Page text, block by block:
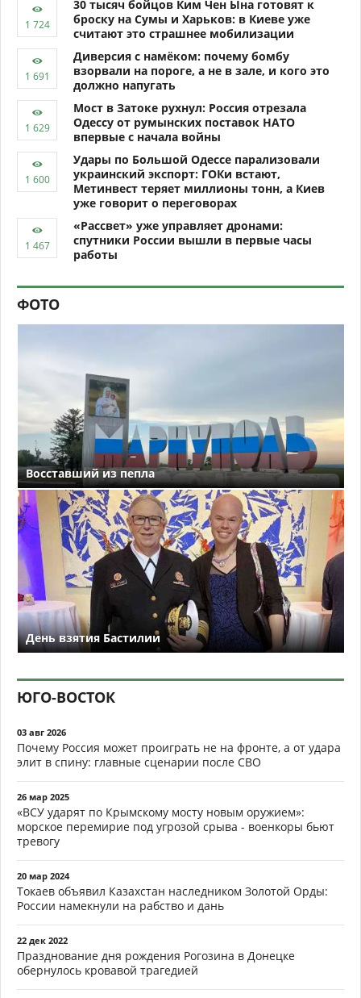
30 тысяч бойцов Ким Чен Ына готовят к
броску на Сумы и Харьков: в Киеве уже
считают это страшнее мобилизации
Диверсия с намёком: почему бомбу
взорвали на пороге, а не в зале, и кого это
должно напугать
Мост в Затоке рухнул: Россия отрезала
Одессу от румынских поставок НАТО
впервые с начала войны
Удары по Большой Одессе парализовали
украинский экспорт: ГОКи встают,
Метинвест теряет миллионы тонн, а Киев
уже говорит о переговорах
«Рассвет» уже управляет дронами:
спутники России вышли в первые часы
работы
ФОТО
Восставший из пепла
День взятия Бастилии
ЮГО-ВОСТОК
03 авг 2026
Почему Россия может проиграть не на фронте, а от удара
элит в спину: главные сценарии после СВО
26 мар 2025
«ВСУ ударят по Крымскому мосту новым оружием»:
морское перемирие под угрозой срыва - военкоры бьют
тревогу
20 мар 2024
Токаев объявил Казахстан наследником Золотой Орды:
России намекнули на рабство и дань
22 дек 2022
Празднование дня рождения Рогозина в Донецке
обернулось кровавой трагедией